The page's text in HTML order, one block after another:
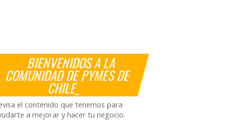
BIENVENIDOS A LA
COMUNIDAD DE PYMES DE
CHILE_
el contenido que tenemos para
a mejorar y hacer tu negocio.